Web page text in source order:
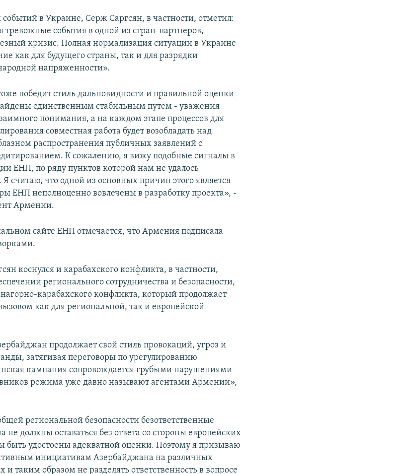
в Украине, Серж Саргсян, в частности, отметил:
тревожные события в одной из стран-партнеров,
кризис. Полная нормализация ситуации в Украине
как для будущего страны, так и для разрядки
напряженности».
победит стиль дальновидности и правильной оценки
единственным стабильным путем - уважения
понимания, а на каждом этапе процессов для
совместная работа будет возобладать над
распространения публичных заявлений с
К сожалению, я вижу подобные сигналы в
ЕНП, по ряду пунктов которой нам не удалось
Я считаю, что одной из основных причин этого является
ЕНП неполноценно вовлечены в разработку проекта», -
Армении.
сайте ЕНП отмечается, что Армения подписала
коснулся и карабахского конфликта, в частности,
регионального сотрудничества и безопасности,
карабахского конфликта, который продолжает
как для региональной, так и европейской
продолжает свой стиль провокаций, угроз и
затягивая переговоры по урегулированию
кампания сопровождается грубыми нарушениями
режима уже давно называют агентами Армении»,
региональной безопасности безответственные
не должны оставаться без ответа со стороны европейских
быть удостоены адекватной оценки. Поэтому я призываю
инициативам Азербайджана на различных
таким образом не разделять ответственность в вопросе